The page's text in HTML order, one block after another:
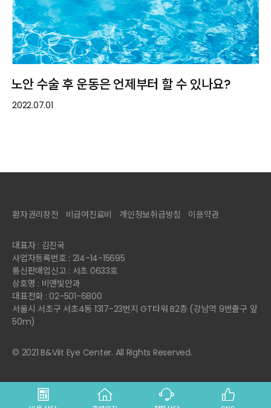
노안 수술 후 운동은 언제부터 할 수 있나요?
2022.07.01
환자권리장전 비급여진료비 개인정보취급방침 이용약관
대표자 : 김진국
사업자등록번호 : 214-14-15695
통신판매업신고 : 서초 0633호
상호명 : 비앤빛안과
대표전화 : 02-501-6800
서울시 서초구 서초4동 1317-23번지 GT타워 B2층 (강남역 9번출구 앞
50m)
© 2021 B&Viit Eye Center. All Rights Reserved.